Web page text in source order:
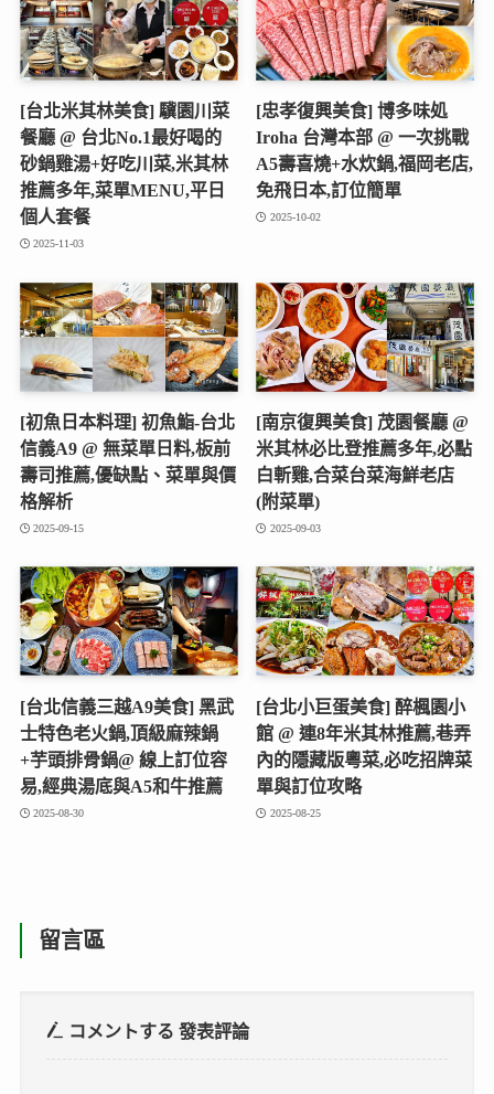
[台北米其林美食] 驥園川菜
餐廳 @ 台北No.1最好喝的
砂鍋雞湯+好吃川菜,米其林
推薦多年,菜單MENU,平日
個人套餐
2025-11-03
[忠孝復興美食] 博多味処
Iroha 台灣本部 @ 一次挑戰
A5壽喜燒+水炊鍋,福岡老店,
免飛日本,訂位簡單
2025-10-02
[初魚日本料理] 初魚鮨-台北
信義A9 @ 無菜單日料,板前
壽司推薦,優缺點、菜單與價
格解析
2025-09-15
[南京復興美食] 茂園餐廳 @
米其林必比登推薦多年,必點
白斬雞,合菜台菜海鮮老店
(附菜單)
2025-09-03
[台北信義三越A9美食] 黑武
士特色老火鍋,頂級麻辣鍋
+芋頭排骨鍋@ 線上訂位容
易,經典湯底與A5和牛推薦
2025-08-30
[台北小巨蛋美食] 醉楓園小
館 @ 連8年米其林推薦,巷弄
內的隱藏版粵菜,必吃招牌菜
單與訂位攻略
2025-08-25
留言區
コメントする發表評論